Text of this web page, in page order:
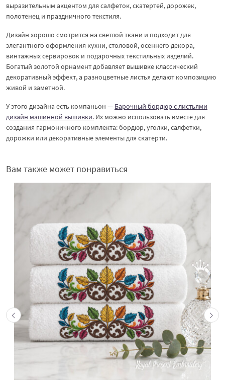
выразительным акцентом для салфеток, скатертей, дорожек,
полотенец и праздничного текстиля.
Дизайн хорошо смотрится на светлой ткани и подходит для
элегантного оформления кухни, столовой, осеннего декора,
винтажных сервировок и подарочных текстильных изделий.
Богатый золотой орнамент добавляет вышивке классический
декоративный эффект, а разноцветные листья делают композицию
живой и заметной.
У этого дизайна есть компаньон — Барочный бордюр с листьями
дизайн машинной вышивки. Их можно использовать вместе для
создания гармоничного комплекта: бордюр, уголки, салфетки,
дорожки или декоративные элементы для скатерти.
Вам также может понравиться